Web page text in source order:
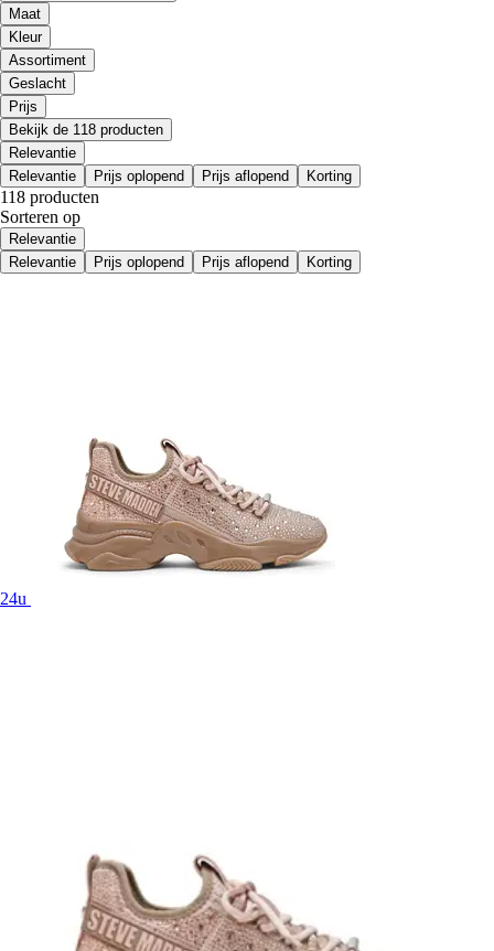
Maat
Kleur
Assortiment
Geslacht
Prijs
Bekijk de 118 producten
Relevantie
Relevantie
Prijs oplopend Prijs aflopend Korting
118 producten
Sorteren op
Relevantie
Relevantie
Prijs oplopend Prijs aflopend Korting
24u